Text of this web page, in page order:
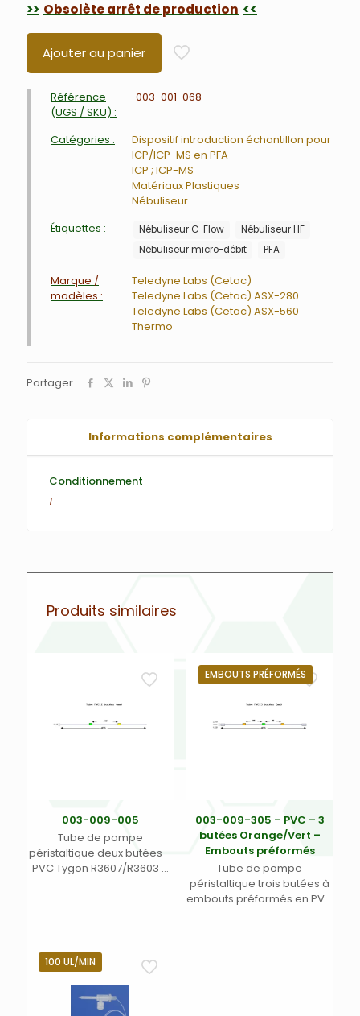
Obsolète arrêt de production
Ajouter au panier
Référence
(UGS / SKU) :
003-001-068
Catégories :
Dispositif introduction échantillon pour
ICP/ICP-MS en PFA
ICP ; ICP-MS
Matériaux Plastiques
Nébuliseur
Étiquettes :
Nébuliseur C-Flow
Nébuliseur HF
Nébuliseur micro-débit
PFA
Marque /
modèles :
Teledyne Labs (Cetac)
Teledyne Labs (Cetac) ASX-280
Teledyne Labs (Cetac) ASX-560
Thermo
Partager
Informations complémentaires
Conditionnement
1
Produits similaires
003-009-005
Tube de pompe
péristaltique deux butées –
PVC Tygon R3607/R3603 –
EMBOUTS PRÉFORMÉS
003-009-305 – PVC – 3
butées Orange/Vert –
Embouts préformés
Tube de pompe
péristaltique trois butées à
embouts préformés en PVC
100 UL/MIN